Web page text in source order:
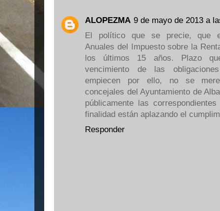
ALOPEZMA 9 de mayo de 2013 a
El político que se precie, que
Anuales del Impuesto sobre la
los últimos 15 años. Plazo
vencimiento de las
empiecen por ello, no se
concejales del Ayuntamiento de
públicamente las
finalidad están aplazando el
Responder